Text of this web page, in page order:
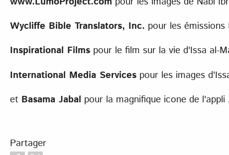
Wycliffe Bible Translators, Inc. pour les émissions
Inspirational Films pour le film sur la vie d'Issa al-
International Media Services pour les images
et Basama Jabal pour la magnifique icone de l'appli
Partager